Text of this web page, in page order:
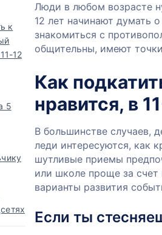
к
12
5
Люди в любом возрасте
12 лет начинают думать
знакомиться с
общительны, имеют
Как
нравится, в
В большинстве случаев,
леди интересуются, как
шутливые приемы
или школе проще за
варианты развития
Если ты